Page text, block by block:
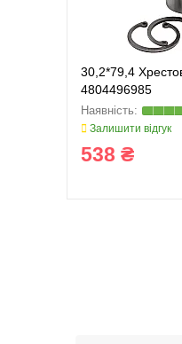
30,2*79,4
4804496985
Залишити відгук
538 ₴